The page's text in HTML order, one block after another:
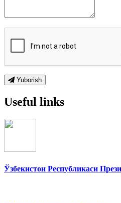
Yuborish
Useful links
Ўзбекистон Республикаси